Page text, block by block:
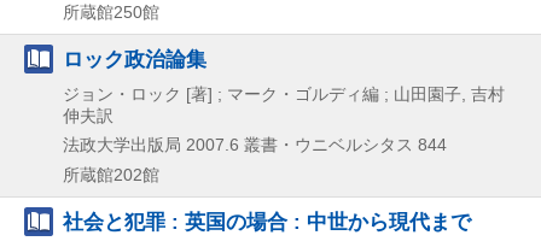
所蔵館250館
ロック政治論集
ジョン・ロック [著] ; マーク・ゴルディ編 ; 山田園子, 吉村
伸夫訳
法政大学出版局 2007.6 叢書・ウニベルシタス 844
所蔵館202館
社会と犯罪 : 英国の場合 : 中世から現代まで